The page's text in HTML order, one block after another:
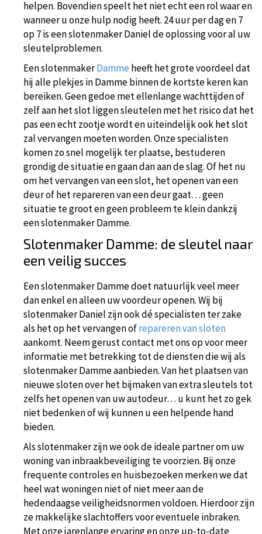
helpen. Bovendien speelt het niet echt een rol waar en
wanneer u onze hulp nodig heeft. 24 uur per dag en 7
op 7 is een slotenmaker Daniel de oplossing voor al uw
sleutelproblemen.
Een slotenmakerDamme heeft het grote voordeel dat
hij alle plekjes in Damme binnen de kortste keren kan
bereiken. Geen gedoe met ellenlange wachttijden of
zelf aan het slot liggen sleutelen met het risico dat het
pas een echt zootje wordt en uiteindelijk ook het slot
zal vervangen moeten worden. Onze specialisten
komen zo snel mogelijk ter plaatse, bestuderen
grondig de situatie en gaan dan aan de slag. Of het nu
om het vervangen van een slot, het openen van een
deur of het repareren van een deur gaat… geen
situatie te groot en geen probleem te klein dankzij
een slotenmaker Damme.
Slotenmaker Damme: de sleutel naar
een veilig succes
Een slotenmaker Damme doet natuurlijk veel meer
dan enkel en alleen uw voordeur openen. Wij bij
slotenmaker Daniel zijn ook dé specialisten ter zake
als het op het vervangen ofrepareren van sloten
aankomt. Neem gerust contact met ons op voor meer
informatie met betrekking tot de diensten die wij als
slotenmaker Damme aanbieden. Van het plaatsen van
nieuwe sloten over het bijmaken van extra sleutels tot
zelfs het openen van uw autodeur… u kunt het zo gek
niet bedenken of wij kunnen u een helpende hand
bieden.
Als slotenmaker zijn we ook de ideale partner om uw
woning van inbraakbeveiliging te voorzien. Bij onze
frequente controles en huisbezoeken merken we dat
heel wat woningen niet of niet meer aan de
hedendaagse veiligheidsnormen voldoen. Hierdoor zijn
ze makkelijke slachtoffers voor eventuele inbraken.
Met onze jarenlange ervaring en onze up-to-date